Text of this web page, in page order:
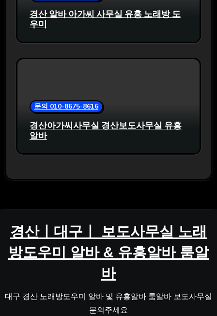
경산 알바 아가씨 사무실 유흥 노래방 도
우미
문의 010-8675-8616
경산아가씨사무실 경산보도사무실 유흥
알바
경산ㅣ대구ㅣ 보도사무실 노래
방도우미 알바 & 유흥알바 룸알
바
대구 경산 노래방도우미 알바 및 유흥알바 룸알바 보도사무실
문의주세요